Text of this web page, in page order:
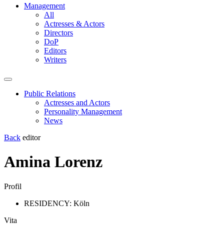
Management
All
Actresses & Actors
Directors
DoP
Editors
Writers
Public Relations
Actresses and Actors
Personality Management
News
Back editor
Amina Lorenz
Profil
RESIDENCY: Köln
Vita